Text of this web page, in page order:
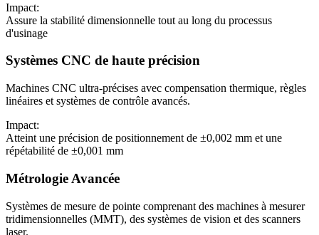
Impact:
Assure la stabilité dimensionnelle tout au long du processus
d'usinage
Systèmes CNC de haute précision
Machines CNC ultra-précises avec compensation thermique, règles
linéaires et systèmes de contrôle avancés.
Impact:
Atteint une précision de positionnement de ±0,002 mm et une
répétabilité de ±0,001 mm
Métrologie Avancée
Systèmes de mesure de pointe comprenant des machines à mesurer
tridimensionnelles (MMT), des systèmes de vision et des scanners
laser.